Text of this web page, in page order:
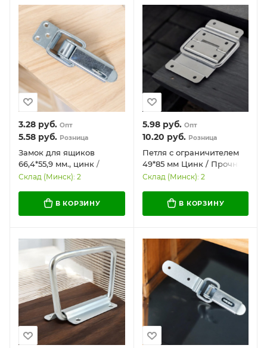
3.28 руб. Опт
5.58 руб. Розница
Замок для ящиков
66,4*55,9 мм., цинк /
Надежный и
Склад (Минск): 2
В КОРЗИНУ
5.98руб. Опт
10.20 руб. Розница
Петля с ограничителем
49*85 мм Цинк / Прочная
и надежная
Склад (Минск): 2
В КОРЗИНУ